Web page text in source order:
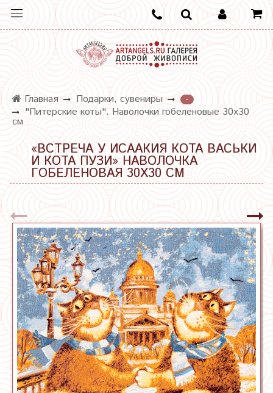
Главная Подарки, сувениры
-
"Питерские коты". Наволочки гобеленовые 30х30
см
«ВСТРЕЧА У ИСААКИЯ КОТА ВАСЬКИ
И КОТА ПУЗИ» НАВОЛОЧКА
ГОБЕЛЕНОВАЯ 30Х30 СМ